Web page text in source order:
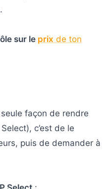
.
sur le prix de ton
seule façon de rendre
c’est de le
puis de demander à